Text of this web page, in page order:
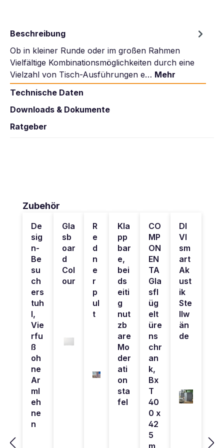
Beschreibung
Ob in kleiner Runde oder im großen Rahmen
Vielfältige Kombinationsmöglichkeiten durch eine
Vielzahl von Tisch-Ausführungen e… Mehr
Technische Daten
Downloads & Dokumente
Ratgeber
Produktgalerie überspringen
Zubehör
De
sig
n-
Be
su
ch
ers
tuh
l,
Vie
rfu
ß
oh
ne
Ar
ml
eh
ne
n
Gla
sb
oar
d
Col
our
R
e
d
n
e
r
p
ul
t
Kla
pp
bar
e,
bei
ds
eiti
g
nut
zb
are
Mo
der
ati
on
sta
fel
CO
MP
ON
EN
TA
Gla
sfl
üg
elt
üre
ns
chr
an
k,
Bx
T
40
0 x
42
5
DI
VI
sm
art
Ak
ust
ik
Ste
llw
än
de